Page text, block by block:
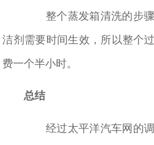
整个蒸发箱清洗的步骤
洁剂需要时间生效，所以整个
费一个半小时。
总结
经过太平洋汽车网的调